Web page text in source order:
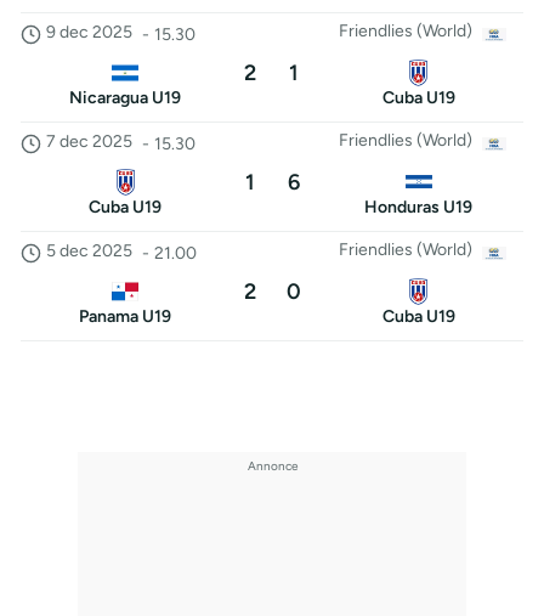
Friendlies (World)
9 dec 2025 - 15.30
Nicaragua U19
2 1
Cuba U19
Friendlies (World)
7 dec 2025 - 15.30
Cuba U19
1 6
Honduras U19
Friendlies (World)
5 dec 2025 - 21.00
Panama U19
2 0
Cuba U19